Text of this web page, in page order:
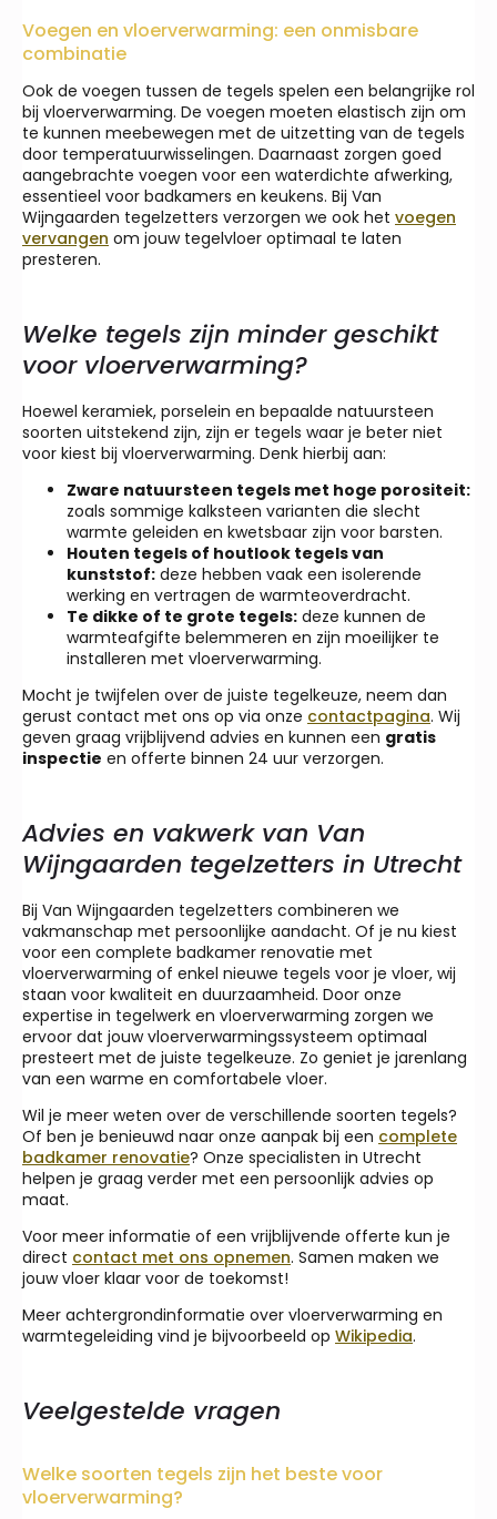
Voegen en vloerverwarming: een onmisbare
combinatie
Ook de voegen tussen de tegels spelen een belangrijke rol
bij vloerverwarming. De voegen moeten elastisch zijn om
te kunnen meebewegen met de uitzetting van de tegels
door temperatuurwisselingen. Daarnaast zorgen goed
aangebrachte voegen voor een waterdichte afwerking,
essentieel voor badkamers en keukens. Bij Van
Wijngaarden tegelzetters verzorgen we ook het voegen
vervangen om jouw tegelvloer optimaal te laten
presteren.
Welke tegels zijn minder geschikt
voor vloerverwarming?
Hoewel keramiek, porselein en bepaalde natuursteen
soorten uitstekend zijn, zijn er tegels waar je beter niet
voor kiest bij vloerverwarming. Denk hierbij aan:
Zware natuursteen tegels met hoge porositeit:
zoals sommige kalksteen varianten die slecht
warmte geleiden en kwetsbaar zijn voor barsten.
Houten tegels of houtlook tegels van
kunststof: deze hebben vaak een isolerende
werking en vertragen de warmteoverdracht.
Te dikke of te grote tegels: deze kunnen de
warmteafgifte belemmeren en zijn moeilijker te
installeren met vloerverwarming.
Mocht je twijfelen over de juiste tegelkeuze, neem dan
gerust contact met ons op via onze contactpagina. Wij
geven graag vrijblijvend advies en kunnen een gratis
inspectie en offerte binnen 24 uur verzorgen.
Advies en vakwerk van Van
Wijngaarden tegelzetters in Utrecht
Bij Van Wijngaarden tegelzetters combineren we
vakmanschap met persoonlijke aandacht. Of je nu kiest
voor een complete badkamer renovatie met
vloerverwarming of enkel nieuwe tegels voor je vloer, wij
staan voor kwaliteit en duurzaamheid. Door onze
expertise in tegelwerk en vloerverwarming zorgen we
ervoor dat jouw vloerverwarmingssysteem optimaal
presteert met de juiste tegelkeuze. Zo geniet je jarenlang
van een warme en comfortabele vloer.
Wil je meer weten over de verschillende soorten tegels?
Of ben je benieuwd naar onze aanpak bij een complete
badkamer renovatie? Onze specialisten in Utrecht
helpen je graag verder met een persoonlijk advies op
maat.
Voor meer informatie of een vrijblijvende offerte kun je
direct contact met ons opnemen. Samen maken we
jouw vloer klaar voor de toekomst!
Meer achtergrondinformatie over vloerverwarming en
warmtegeleiding vind je bijvoorbeeld op Wikipedia.
Veelgestelde vragen
Welke soorten tegels zijn het beste voor
vloerverwarming?